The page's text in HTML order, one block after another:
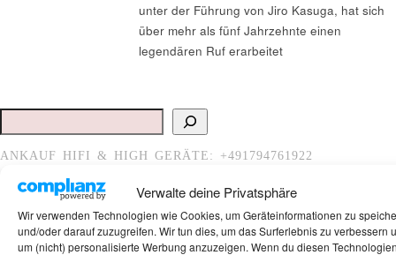
Verwalte deine Privatsphäre
Wir verwenden Technologien wie Cookies, um Geräteinformationen zu
und/oder darauf zuzugreifen. Wir tun dies, um das Surferlebnis zu verbessern
um (nicht) personalisierte Werbung anzuzeigen. Wenn du diesen
unter der Führung von Jiro Kasuga, hat sich
über mehr als fünf Jahrzehnte einen
legendären Ruf erarbeitet
Suchen
ANKAUF HIFI & HIGH GERÄTE: +491794761922